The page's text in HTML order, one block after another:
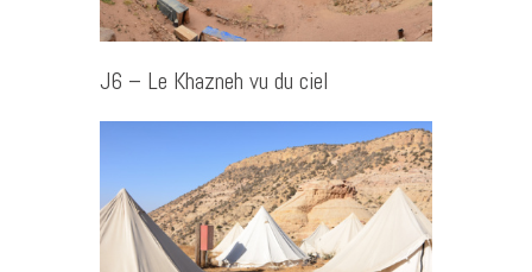
J6 – Le Khazneh vu du ciel